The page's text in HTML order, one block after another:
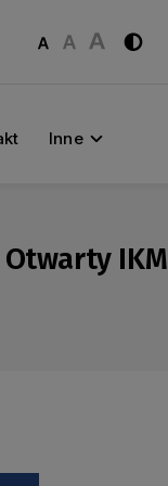
Inne
IKM